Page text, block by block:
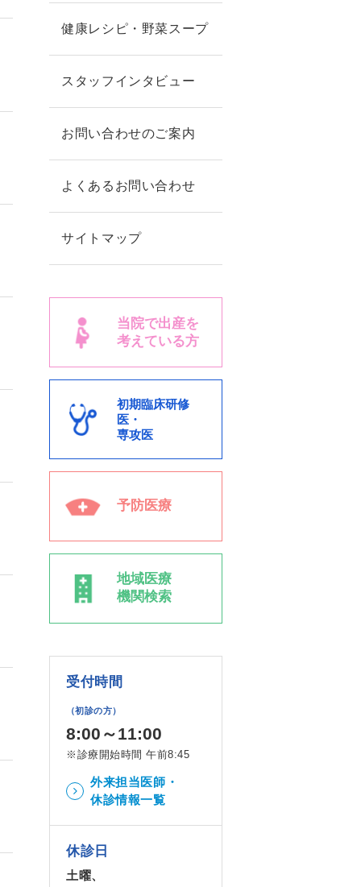
健康レシピ・野菜スープ
スタッフインタビュー
お問い合わせのご案内
よくあるお問い合わせ
サイトマップ
当院で出産を
考えている方
初期臨床研修
医・
専攻医
予防医療
地域医療
機関検索
受付時間
（初診の方）
8:00～11:00
※診療開始時間 午前8:45
外来担当医師・
休診情報一覧
休診日
土曜、